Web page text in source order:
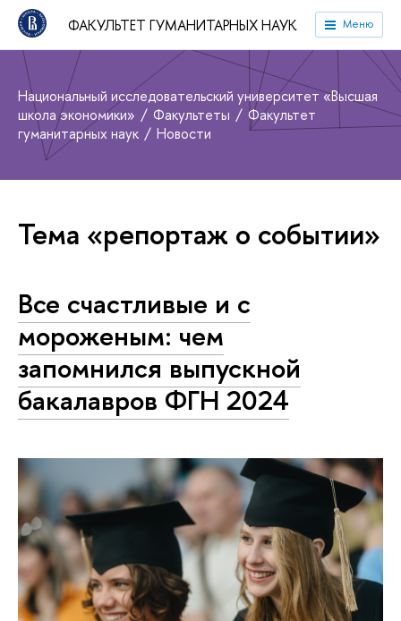
ФАКУЛЬТЕТ ГУМАНИТАРНЫХ НАУК Меню
Национальный исследовательский университет «Высшая
школа экономики»
Факультеты
Факультет
гуманитарных наук
Новости
Тема «репортаж о событии»
Все счастливые и с
мороженым: чем
запомнился выпускной
бакалавров ФГН 2024